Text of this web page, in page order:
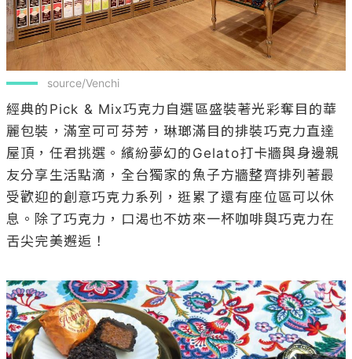
source/Venchi
經典的Pick & Mix巧克力自選區盛裝著光彩奪目的華
麗包裝，滿室可可芬芳，琳瑯滿目的排裝巧克力直達
屋頂，任君挑選。繽紛夢幻的Gelato打卡牆與身邊親
友分享生活點滴，全台獨家的魚子方牆整齊排列著最
受歡迎的創意巧克力系列，逛累了還有座位區可以休
息。除了巧克力，口渴也不妨來一杯咖啡與巧克力在
舌尖完美邂逅！